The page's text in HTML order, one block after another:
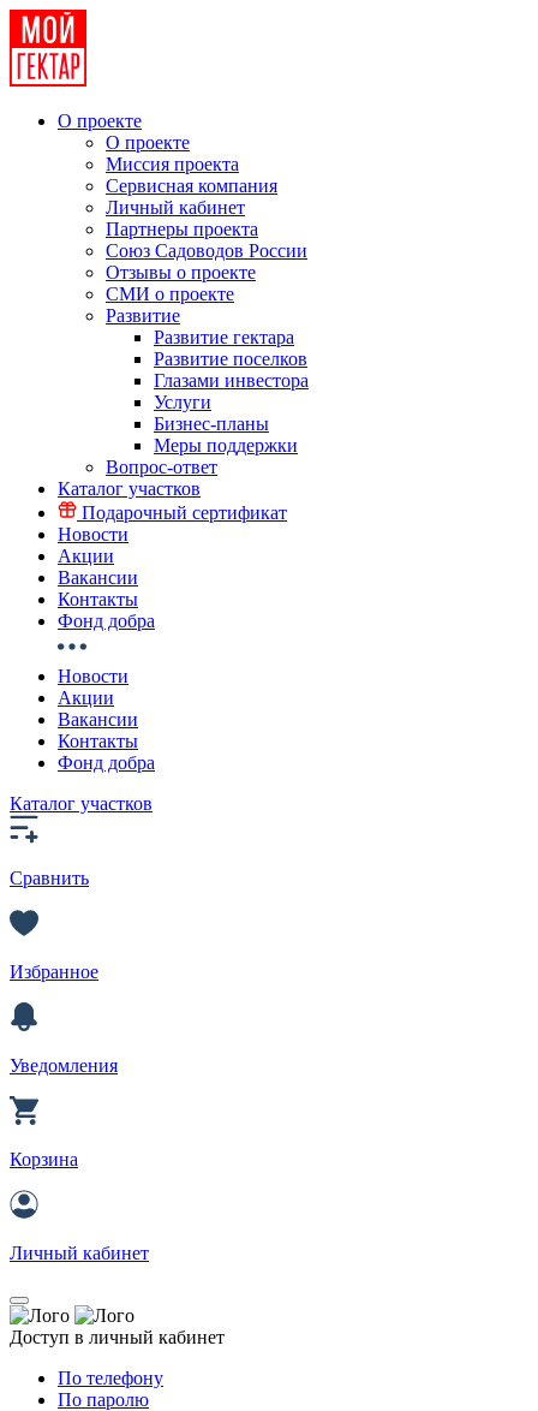
О проекте
О проекте
Миссия проекта
Сервисная компания
Личный кабинет
Партнеры проекта
Союз Садоводов России
Отзывы о проекте
СМИ о проекте
Развитие
Развитие гектара
Развитие поселков
Глазами инвестора
Услуги
Бизнес-планы
Меры поддержки
Вопрос-ответ
Каталог участков
Подарочный сертификат
Новости
Акции
Вакансии
Контакты
Фонд добра
Новости
Акции
Вакансии
Контакты
Фонд добра
Каталог участков
Сравнить
Избранное
Уведомления
Корзина
Личный кабинет
Доступ в личный кабинет
По телефону
По паролю